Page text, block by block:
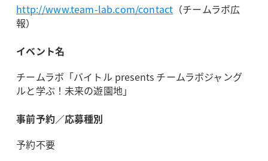
http://www.team-lab.com/contact （チームラボ広
報）
イベント名
チームラボ「バイトル presents チームラボジャング
ルと学ぶ！未来の遊園地」
事前予約／応募種別
予約不要